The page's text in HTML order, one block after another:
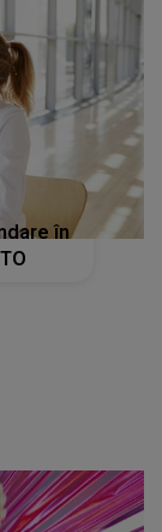
în